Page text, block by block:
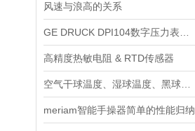
风速与浪高的关系
高精度热敏电阻 & RTD传感器
meriam智能手操器简单的性能归纳